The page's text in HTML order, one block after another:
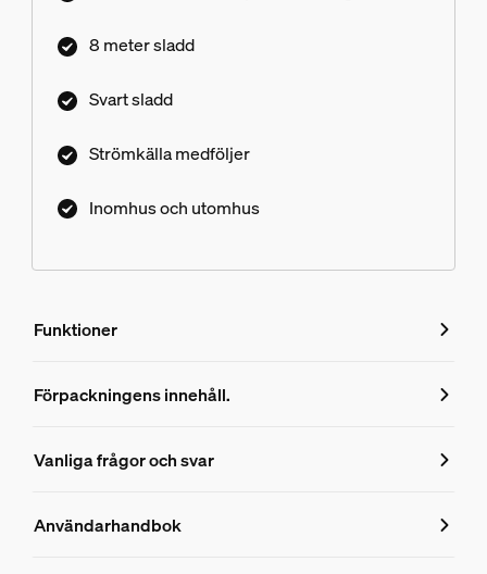
8 meter sladd
Svart sladd
Strömkälla medföljer
Inomhus och utomhus
Funktioner
Funktioner
8720169246744
Design och finish
Förpackningens innehåll.
Vanliga frågor och svar
Vanliga frågor och svar
Användarhandbok